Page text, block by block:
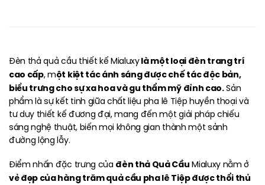
Đèn thả quả cầu thiết kế Mialuxylà một loại đèn trang trí
cao cấp, một kiệt tác ánh sáng được chế tác độc bản,
biểu trưng cho sự xa hoa và gu thẩm mỹ đỉnh cao.Sản
phẩm là sự kết tinh giữa chất liệu pha lê Tiệp huyền thoại và
tư duy thiết kế đương đại, mang đến một giải pháp chiếu
sáng nghệ thuật, biến mọi không gian thành một sảnh
đường lộng lẫy.
Điểm nhấn đặc trưng của đèn thả Quả CầuMialuxy nằm ở
vẻ đẹp của hàng trăm quả cầu pha lê Tiệp được thổi thủ